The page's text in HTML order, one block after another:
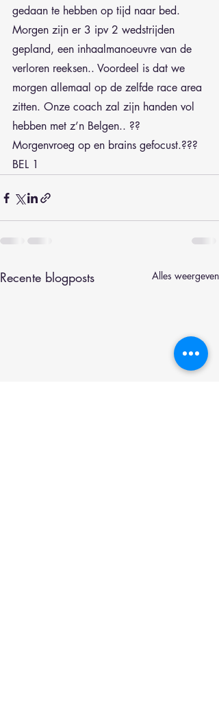
gedaan te hebben op tijd naar bed.
Morgen zijn er 3 ipv 2 wedstrijden
gepland, een inhaalmanoeuvre van de
verloren reeksen.. Voordeel is dat we
morgen allemaal op de zelfde race area
zitten. Onze coach zal zijn handen vol
hebben met z’n Belgen.. ??
Morgenvroeg op en brains gefocust.???
BEL 1
Recente blogposts Alles weergeven